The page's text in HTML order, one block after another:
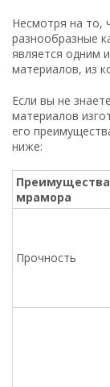
Несмотря на то,
разнообразные
является одним
материалов, из
Если вы не
материалов
его
ниже:
Преимущества
мрамора
Прочность